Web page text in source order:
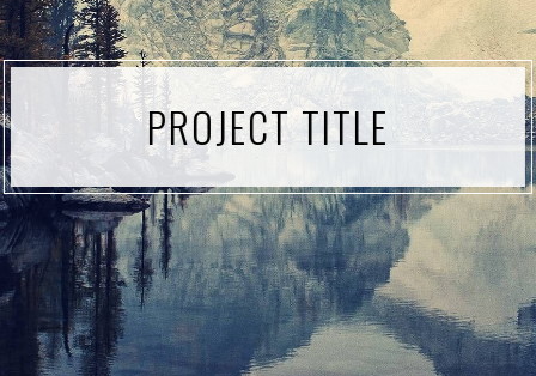
PROJECT TITLE